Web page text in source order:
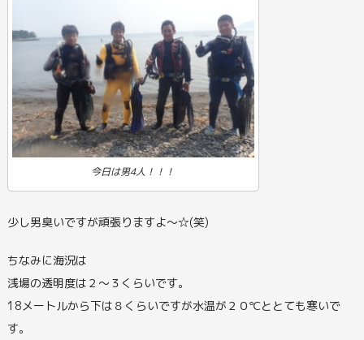
今日は男4人！！！
少し男臭いですが頑張りますよ～☆(笑)
ちなみに海況は
浅場の透明度は２～３くらいです。
18メートルから下は８くらいですが水温が２０℃ととても寒いで
す。